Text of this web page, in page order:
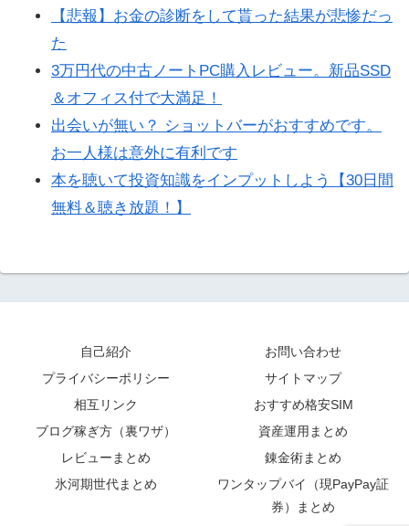
【悲報】お金の診断をして貰った結果が悲惨だっ
た
3万円代の中古ノートPC購入レビュー。新品SSD
＆オフィス付で大満足！
出会いが無い？ ショットバーがおすすめです。
お一人様は意外に有利です
本を聴いて投資知識をインプットしよう【30日間
無料＆聴き放題！】
自己紹介
お問い合わせ
プライバシーポリシー
サイトマップ
相互リンク
おすすめ格安SIM
ブログ稼ぎ方（裏ワザ）
資産運用まとめ
レビューまとめ
錬金術まとめ
氷河期世代まとめ
ワンタップバイ（現PayPay証
券）まとめ